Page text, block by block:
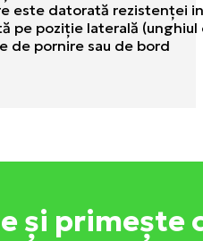
este datorată rezistenţei
pe poziţie laterală (unghiul
de pornire sau de bord
și